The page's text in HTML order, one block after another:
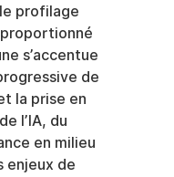
profilage
s’accentue
de
la prise en
l’IA, du
en milieu
enjeux de